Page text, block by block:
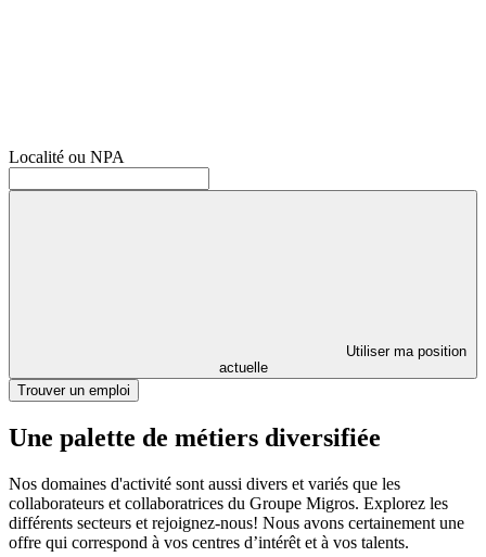
Localité ou NPA
Utiliser ma position
actuelle
Trouver un emploi
Une palette de métiers diversifiée
Nos domaines d'activité sont aussi divers et variés que les
collaborateurs et collaboratrices du Groupe Migros. Explorez les
différents secteurs et rejoignez-nous! Nous avons certainement une
offre qui correspond à vos centres d’intérêt et à vos talents.